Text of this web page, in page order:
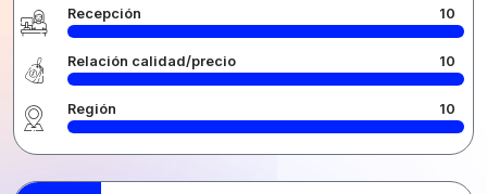
Recepción 10
Relación calidad/precio 10
Región 10